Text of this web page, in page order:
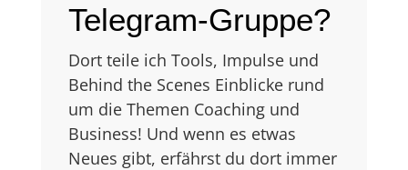
Telegram-Gruppe?
Dort teile ich Tools, Impulse und
Behind the Scenes Einblicke rund
um die Themen Coaching und
Business! Und wenn es etwas
Neues gibt, erfährst du dort immer